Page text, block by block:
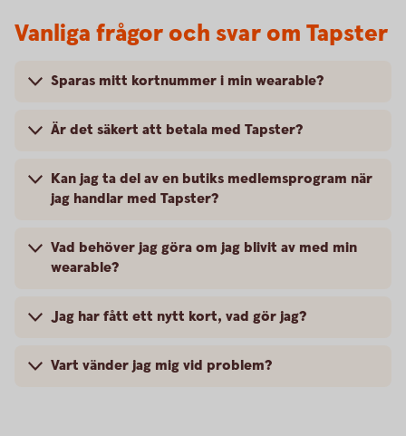
Vanliga frågor och svar om Tapster
Sparas mitt kortnummer i min wearable?
Är det säkert att betala med Tapster?
Kan jag ta del av en butiks medlemsprogram när
jag handlar med Tapster?
Vad behöver jag göra om jag blivit av med min
wearable?
Jag har fått ett nytt kort, vad gör jag?
Vart vänder jag mig vid problem?